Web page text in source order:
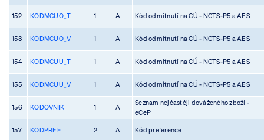
152 KODMCUO_T 1 A Kód odmítnutí na CÚ - NCTS-P5 a AES
153 KODMCUO_V 1 A Kód odmítnutí na CÚ - NCTS-P5 a AES
154 KODMCUU_T 1 A Kód odmítnutí na CÚ - NCTS-P5 a AES
155 KODMCUU_V 1 A Kód odmítnutí na CÚ - NCTS-P5 a AES
156 KODOVNIK 1 A
Seznam nejčastěji dováženého zboží -
eCeP
157 KODPREF 2 A Kód preference